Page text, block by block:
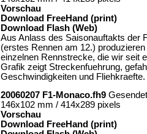
Vorschau
Download FreeHand (print)
Download Flash (Web)
Aus Anlass des Saisonauftakts der
(erstes Rennen am 12.)
einzelnen Rennstrecke, die wir seit
Grafik zeigt Streckenfuehrung,
Geschwindigkeiten und Fliehkraefte.
20060207 F1-Monaco.fh9 Gesendet
146x102 mm / 414x289 pixels
Vorschau
Download FreeHand (print)